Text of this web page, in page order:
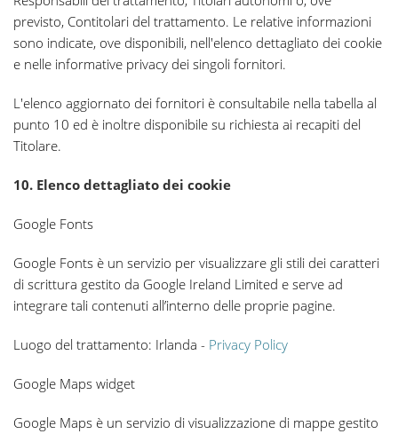
previsto, Contitolari del trattamento. Le relative informazioni
sono indicate, ove disponibili, nell'elenco dettagliato dei cookie
e nelle informative privacy dei singoli fornitori.
L'elenco aggiornato dei fornitori è consultabile nella tabella al
punto 10 ed è inoltre disponibile su richiesta ai recapiti del
Titolare.
10. Elenco dettagliato dei cookie
Google Fonts
Google Fonts è un servizio per visualizzare gli stili dei caratteri
di scrittura gestito da Google Ireland Limited e serve ad
integrare tali contenuti all’interno delle proprie pagine.
Luogo del trattamento: Irlanda - Privacy Policy
Google Maps widget
Google Maps è un servizio di visualizzazione di mappe gestito